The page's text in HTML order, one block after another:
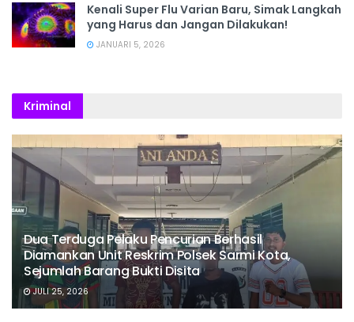
Kenali Super Flu Varian Baru, Simak Langkah
yang Harus dan Jangan Dilakukan!
JANUARI 5, 2026
Kriminal
Dua Terduga Pelaku Pencurian Berhasil
Diamankan Unit Reskrim Polsek Sarmi Kota,
Sejumlah Barang Bukti Disita
JULI 25, 2026